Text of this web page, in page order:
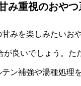
み重視のおやつ
みを楽しみたいお
が良いでしょう。た
ン補強や湯種処理